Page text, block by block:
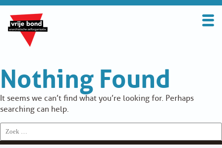
Search
for:
BOND
OVER DE VRIJE BOND
UITGANGSPUNTEN
WORD LID
Nothing Found
It seems we can’t find what you’re looking for. Perhaps
searching can help.
Search
for: